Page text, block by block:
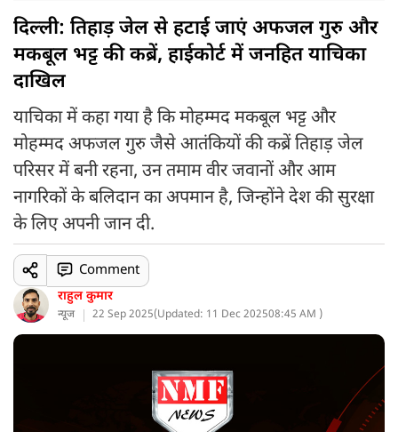
दिल्ली: तिहाड़ जेल से हटाई जाएं अफजल गुरु और
मकबूल भट्ट की कब्रें, हाईकोर्ट में जनहित याचिका
दाखिल
याचिका में कहा गया है कि मोहम्मद मकबूल भट्ट और
मोहम्मद अफजल गुरु जैसे आतंकियों की कब्रें तिहाड़ जेल
परिसर में बनी रहना, उन तमाम वीर जवानों और आम
नागरिकों के बलिदान का अपमान है, जिन्होंने देश की सुरक्षा
के लिए अपनी जान दी.
राहुल कुमार
न्यूज 22 Sep 2025(Updated: 11 Dec 202508:45 AM )
Comment